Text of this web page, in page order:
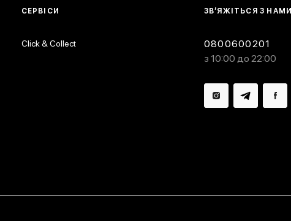
ЗВ’ЯЖІТЬСЯ З НАМИ
0800600201
з 10:00 до 22:00
СЕРВІСИ
Click & Collect